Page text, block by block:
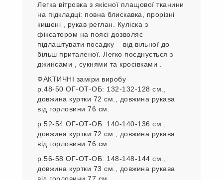
Легка вітровка з якісної плащової тканини
на підкладці: повна блискавка, прорізні
кишені , рукав реглан. Куліска з
фіксатором на поясі дозволяє
підлаштувати посадку – від вільної до
більш приталеної. Легко поєднується з
джинсами , сукнями та кросівками .
ФАКТИЧНІ заміри виробу
р.48-50 ОГ-ОТ-ОБ: 132-132-128 см.,
довжина куртки 72 см., довжина рукава
від горловини 76 см.
р.52-54 ОГ-ОТ-ОБ: 140-140-136 см.,
довжина куртки 72 см., довжина рукава
від горловини 76 см.
р.56-58 ОГ-ОТ-ОБ: 148-148-144 см.,
довжина куртки 73 см., довжина рукава